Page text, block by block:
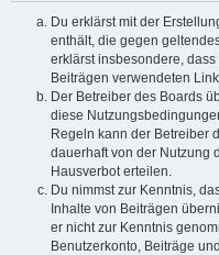
Du erklärst mit der
enthält, die gegen
erklärst insbesondere,
Beiträgen verwendeten
Der Betreiber des Boards
diese
Regeln kann der Betreiber
dauerhaft von der Nutzung
Hausverbot erteilen.
Du nimmst zur Kenntnis,
Inhalte von Beiträgen
er nicht zur Kenntnis
Benutzerkonto, Beiträge